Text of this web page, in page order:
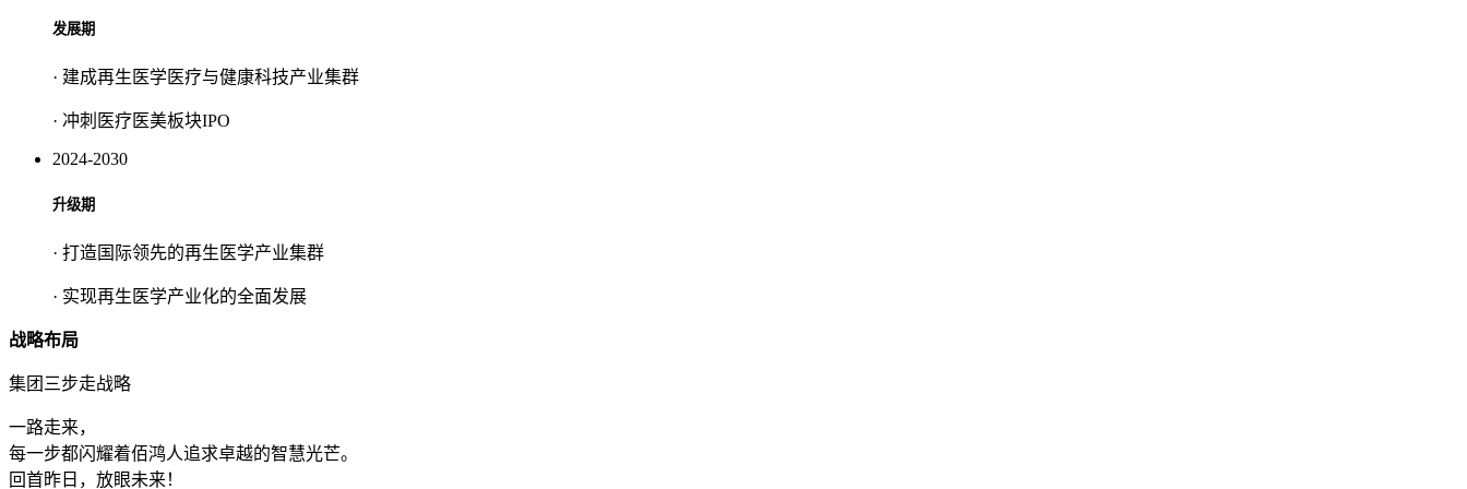
发展期
· 建成再生医学医疗与健康科技产业集群
· 冲刺医疗医美板块IPO
2024-2030
升级期
· 打造国际领先的再生医学产业集群
· 实现再生医学产业化的全面发展
战略布局
集团三步走战略
一路走来，
每一步都闪耀着佰鸿人追求卓越的智慧光芒。
回首昨日，放眼未来！